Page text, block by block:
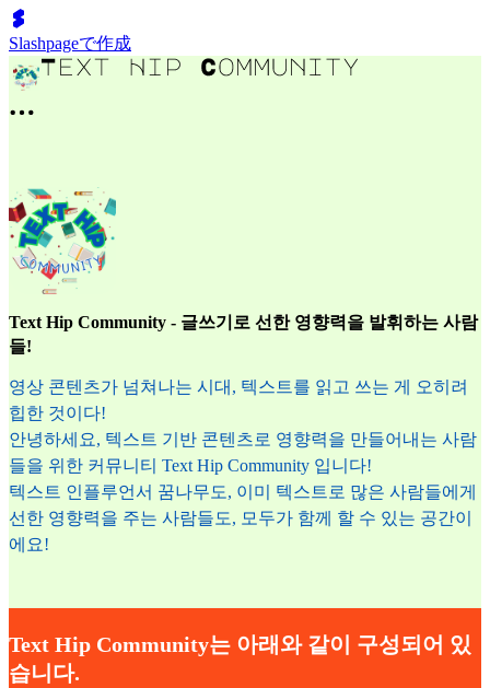
Slashpageで作成
Text Hip Community - 글쓰기로 선한 영향력을 발휘하는 사람
들!
영상 콘텐츠가 넘쳐나는 시대, 텍스트를 읽고 쓰는 게 오히려
힙한 것이다!
안녕하세요, 텍스트 기반 콘텐츠로 영향력을 만들어내는 사람
들을 위한 커뮤니티 Text Hip Community 입니다!
텍스트 인플루언서 꿈나무도, 이미 텍스트로 많은 사람들에게
선한 영향력을 주는 사람들도, 모두가 함께 할 수 있는 공간이
에요!
Text Hip Community는 아래와 같이 구성되어 있
습니다.